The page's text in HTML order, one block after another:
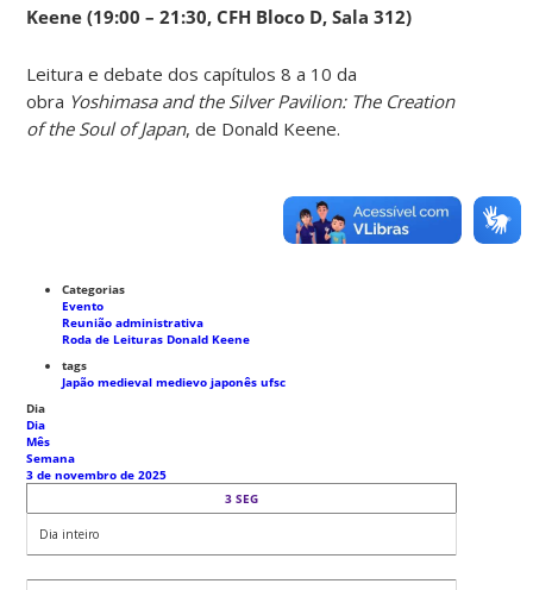
Keene (19:00 – 21:30, CFH Bloco D, Sala 312)
Leitura e debate dos capítulos 8 a 10 da
obra Yoshimasa and the Silver Pavilion: The Creation
of the Soul of Japan, de Donald Keene.
Categorias
Evento
Reunião administrativa
Roda de Leituras Donald Keene
tags
Japão medievalmedievo japonêsufsc
Dia
Dia
Mês
Semana
3 de novembro de 2025
3 SEG
Dia inteiro